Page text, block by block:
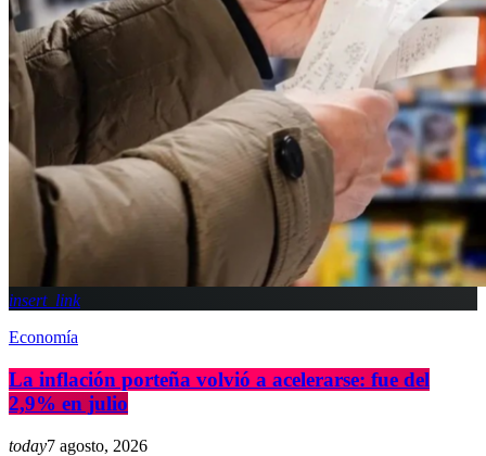
insert_link
Economía
La inflación porteña volvió a acelerarse: fue del
2,9% en julio
today7 agosto, 2026